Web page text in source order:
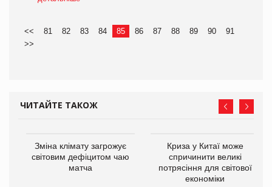
<< 81 82 83 84 85 86 87 88 89 90
91
>>
ЧИТАЙТЕ ТАКОЖ
Зміна клімату загрожує
світовим дефіцитом чаю
матча
Криза у Китаї може
спричинити великі
потрясіння для світової
економіки